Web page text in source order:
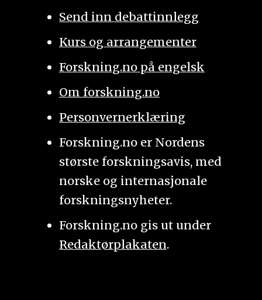
Send inn debattinnlegg
Kurs og arrangementer
Forskning.no på engelsk
Om forskning.no
Personvernerklæring
Forskning.no er Nordens
største forskningsavis, med
norske og internasjonale
forskningsnyheter.
Forskning.no gis ut under
Redaktørplakaten.